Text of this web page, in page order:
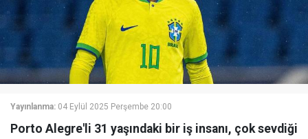
Yayınlanma: 04 Eylül 2025 Perşembe 20:00
Porto Alegre'li 31 yaşındaki bir iş insanı, çok sevdiği